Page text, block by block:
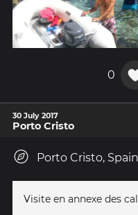
0
30 July 2017
Porto Cristo
Porto Cristo, Spain
Visite en annexe des